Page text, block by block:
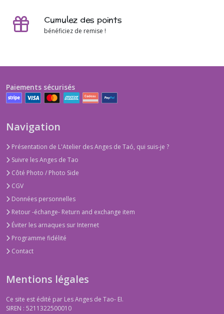
Cumulez des points
bénéficiez de remise !
Paiements sécurisés
Navigation
Présentation de L'Atelier des Anges de Taó, qui suis-je ?
Suivre les Anges de Tao
Côté Photo / Photo Side
CGV
Données personnelles
Retour -échange- Return and exchange item
Éviter les arnaques sur Internet
Programme fidélité
Contact
Mentions légales
Ce site est édité par Les Anges de Tao- EI.
SIREN : 5211322500010